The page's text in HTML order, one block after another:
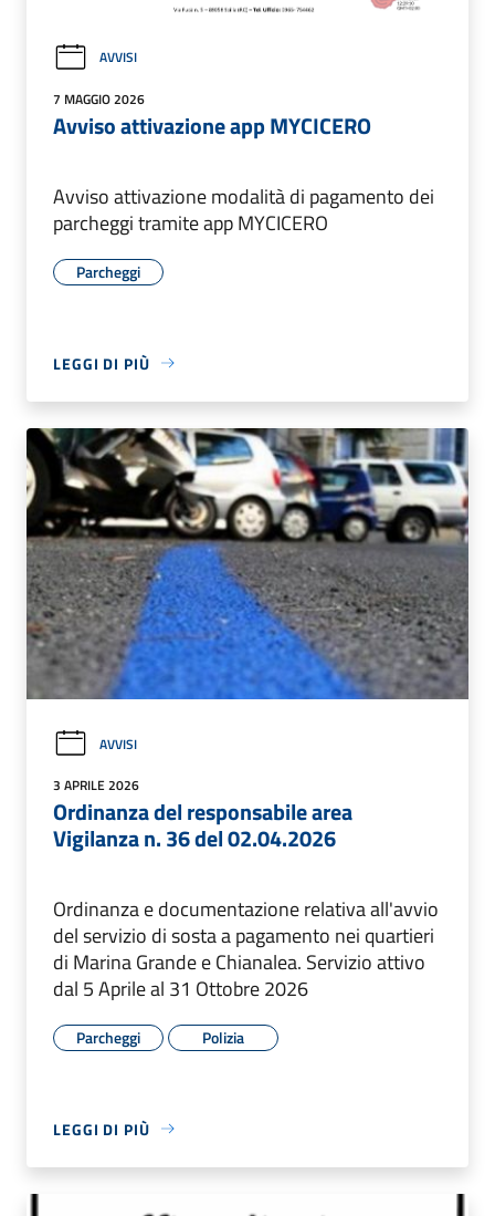
AVVISI
7 MAGGIO 2026
Avviso attivazione app MYCICERO
Avviso attivazione modalità di pagamento dei
parcheggi tramite app MYCICERO
Parcheggi
LEGGI DI PIÙ
AVVISI
3 APRILE 2026
Ordinanza del responsabile area
Vigilanza n. 36 del 02.04.2026
Ordinanza e documentazione relativa all'avvio
del servizio di sosta a pagamento nei quartieri
di Marina Grande e Chianalea. Servizio attivo
dal 5 Aprile al 31 Ottobre 2026
Parcheggi Polizia
LEGGI DI PIÙ